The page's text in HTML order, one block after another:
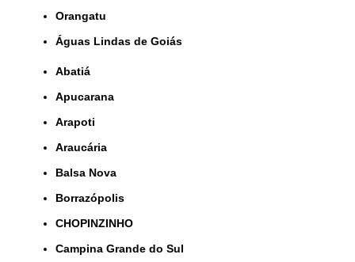
orangatu
Águas Lindas de Goiás
Abatiá
Apucarana
Arapoti
Araucária
Balsa Nova
Borrazópolis
CHOPINZINHO
Campina Grande do Sul